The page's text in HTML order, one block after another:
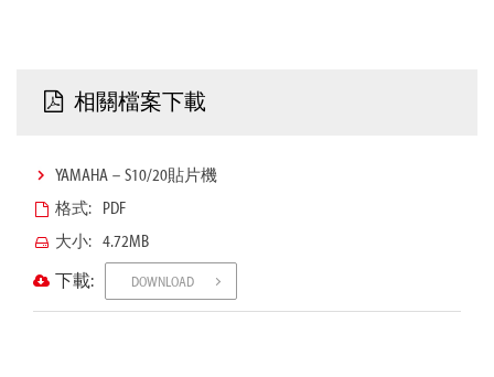
相關檔案下載
YAMAHA－S10/20貼片機
PDF
4.72MB
DOWNLOAD